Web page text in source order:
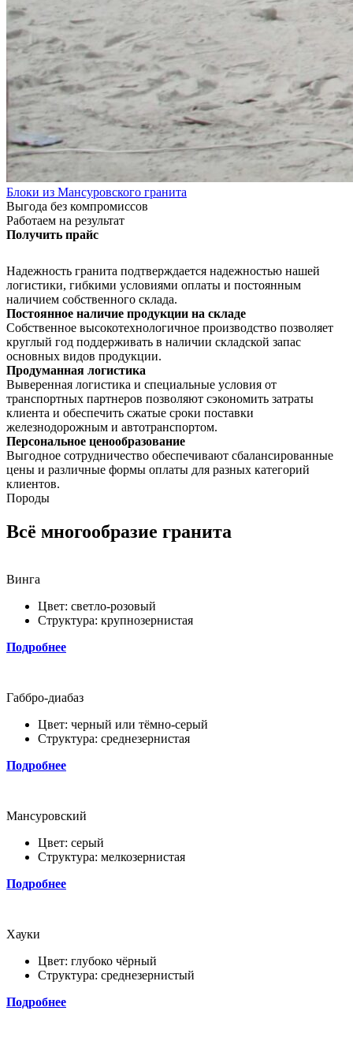
Блоки из Мансуровского гранита
Выгода без компромиссов
Работаем на результат
Получить прайс
Надежность гранита подтверждается надежностью нашей
логистики, гибкими условиями оплаты и постоянным
наличием собственного склада.
Постоянное наличие продукции на складе
Собственное высокотехнологичное производство позволяет
круглый год поддерживать в наличии складской запас
основных видов продукции.
Продуманная логистика
Выверенная логистика и специальные условия от
транспортных партнеров позволяют сэкономить затраты
клиента и обеспечить сжатые сроки поставки
железнодорожным и автотранспортом.
Персональное ценообразование
Выгодное сотрудничество обеспечивают сбалансированные
цены и различные формы оплаты для разных категорий
клиентов.
Породы
Всё многообразие гранита
Винга
Цвет: светло-розовый
Структура: крупнозернистая
Подробнее
Габбро-диабаз
Цвет: черный или тёмно-серый
Структура: среднезернистая
Подробнее
Мансуровский
Цвет: серый
Структура: мелкозернистая
Подробнее
Хауки
Цвет: глубоко чёрный
Структура: среднезернистый
Подробнее